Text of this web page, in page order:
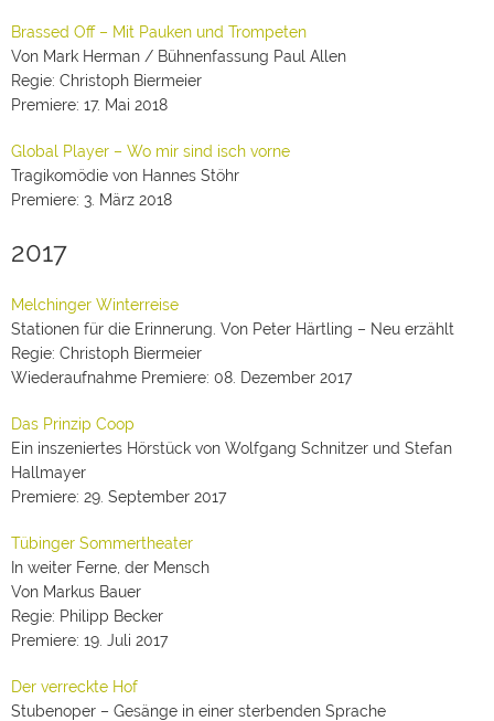
Brassed Off – Mit Pauken und Trompeten
Von Mark Herman / Bühnenfassung Paul Allen
Regie: Christoph Biermeier
Premiere: 17. Mai 2018
Global Player – Wo mir sind isch vorne
Tragikomödie von Hannes Stöhr
Premiere: 3. März 2018
2017
Melchinger Winterreise
Stationen für die Erinnerung. Von Peter Härtling – Neu erzählt
Regie: Christoph Biermeier
Wiederaufnahme Premiere: 08. Dezember 2017
Das Prinzip Coop
Ein inszeniertes Hörstück von Wolfgang Schnitzer und Stefan
Hallmayer
Premiere: 29. September 2017
Tübinger Sommertheater
In weiter Ferne, der Mensch
Von Markus Bauer
Regie: Philipp Becker
Premiere: 19. Juli 2017
Der verreckte Hof
Stubenoper – Gesänge in einer sterbenden Sprache